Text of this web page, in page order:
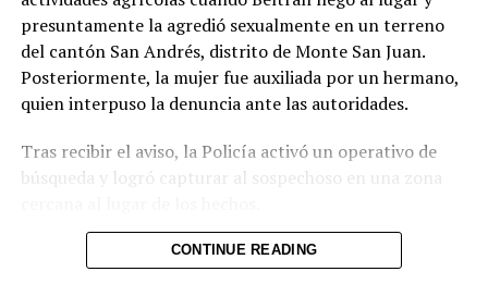
La PNC indicó que los capturados serán remitidos por
los delitos de receptación, desarme de vehículos
automotores y agrupaciones ilícitas.
Facebook
presuntamente la agredió sexualmente en un terreno
del cantón San Andrés, distrito de Monte San Juan.
Posteriormente, la mujer fue auxiliada por un hermano,
quien interpuso la denuncia ante las autoridades.
Tras recibir el aviso, la Policía activó un operativo de
búsqueda y logró capturar al sospechoso en una zona
CONTINUE READING